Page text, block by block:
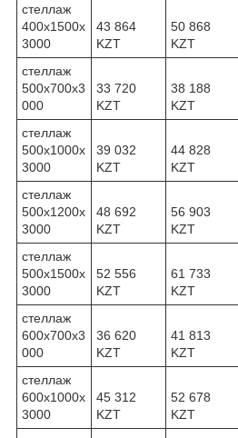
стеллаж
400х1500х
3000
43 864
KZT
50 868
KZT
стеллаж
500х700х3
000
33 720
KZT
38 188
KZT
стеллаж
500х1000х
3000
39 032
KZT
44 828
KZT
стеллаж
500х1200х
3000
48 692
KZT
56 903
KZT
стеллаж
500х1500х
3000
52 556
KZT
61 733
KZT
стеллаж
600х700х3
000
36 620
KZT
41 813
KZT
стеллаж
600х1000х
3000
45 312
KZT
52 678
KZT